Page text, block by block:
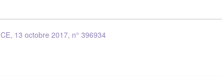
CE, 13 octobre 2017, n° 396934